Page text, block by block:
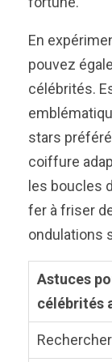
En
pouvez
célébrités.
stars
coiffure
les boucles
fer à friser
ondulations
Astuces
célébrités